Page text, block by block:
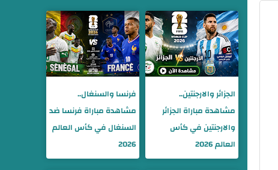
الجزائر والارجنتين..
مشاهدة مباراة الجزائر
والارجنتين في كأس
العالم 2026
فرنسا والسنغال..
مشاهدة مباراة فرنسا ضد
السنغال في كأس العالم
2026